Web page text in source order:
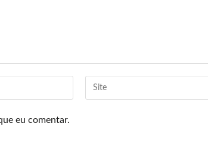
eu comentar.